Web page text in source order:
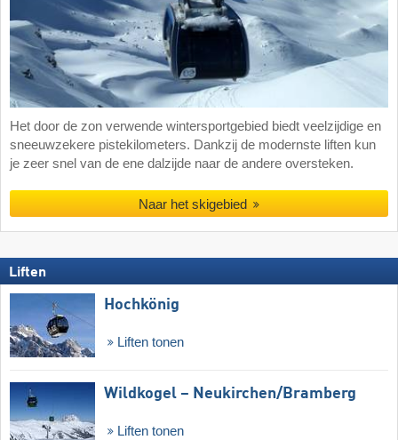
Het door de zon verwende wintersportgebied biedt veelzijdige en
sneeuwzekere pistekilometers. Dankzij de modernste liften kun
je zeer snel van de ene dalzijde naar de andere oversteken.
Naar het skigebied
Liften
Hochkönig
Liften tonen
Wildkogel – Neukirchen/​Bramberg
Liften tonen